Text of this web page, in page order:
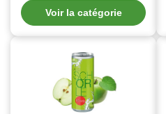
Voir la catégorie